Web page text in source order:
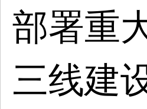
部署重
三线建